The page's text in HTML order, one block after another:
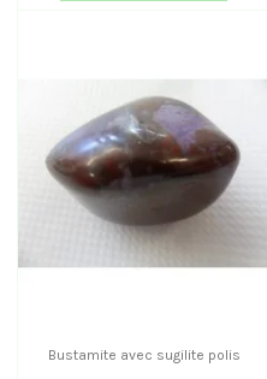
Bustamite avec sugilite polis